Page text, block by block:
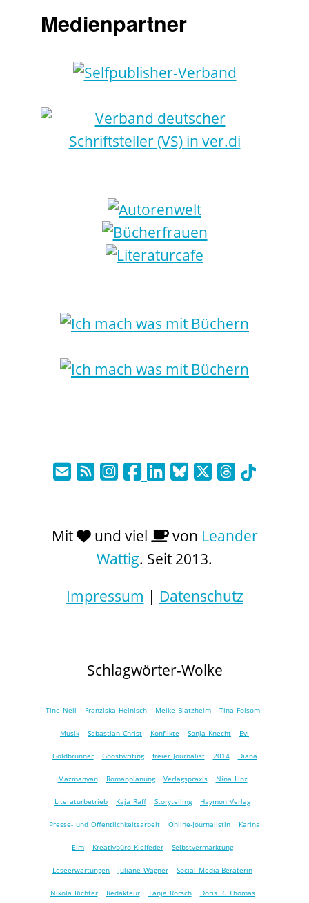
Medienpartner
Mit und viel von Leander
Wattig. Seit 2013.
Impressum | Datenschutz
Schlagwörter-Wolke
Tine Nell Franziska Heinisch Meike Blatzheim Tina Folsom
Musik Sebastian Christ Konflikte Sonja Knecht Evi
Goldbrunner Ghostwriting freier Journalist 2014 Diana
Mazmanyan Romanplanung Verlagspraxis Nina Linz
Literaturbetrieb Kaja Raff Storytelling Haymon Verlag
Presse- und Öffentlichkeitsarbeit Online-Journalistin Karina
Elm Kreativbüro Kielfeder Selbstvermarktung
Leseerwartungen Juliane Wagner Social Media-Beraterin
Nikola Richter Redakteur Tanja Rörsch Doris R. Thomas